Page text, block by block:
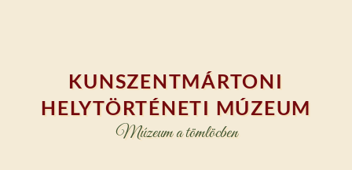
KUNSZENTMÁRTONI
HELYTÖRTÉNETI MÚZEUM
Múzeum a tömlöcben